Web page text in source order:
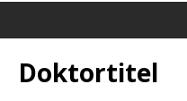
Doktortitel